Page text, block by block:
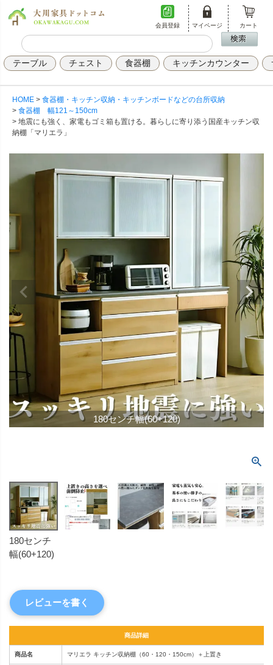
会員登録 マイページ カート
テーブル チェスト 食器棚 キッチンカウンター
HOME
食器棚・キッチン収納・キッチンボードなどの台所収納
食器棚 幅121～150cm
地震にも強く、家電もゴミ箱も置ける。暮らしに寄り添う国産キッチン収
納棚「マリエラ」
180センチ幅(60+120)
180センチ
幅(60+120)
レビューを書く
商品詳細
商品名 マリエラ キッチン収納棚（60・120・150cm）＋上置き